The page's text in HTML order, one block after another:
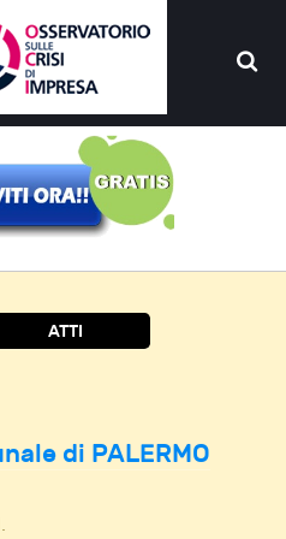
ATTI
di PALERMO